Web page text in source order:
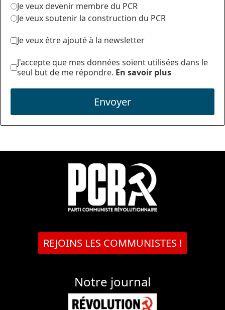
Je veux devenir membre du PCR
Je veux soutenir la construction du PCR
Je veux être ajouté à la newsletter
J'accepte que mes données soient utilisées dans le
seul but de me répondre. En savoir plus
Envoyer
REJOINS LES COMMUNISTES !
Notre journal